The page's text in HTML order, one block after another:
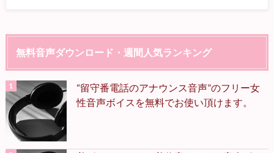
無料音声ダウンロード・週間人気ランキング
“留守番電話のアナウンス音声”のフリー女
性音声ボイスを無料でお使い頂けます。